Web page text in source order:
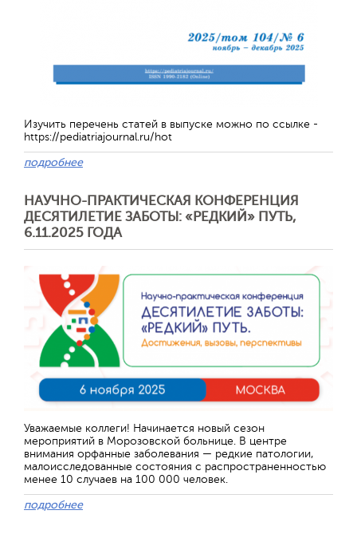
Изучить перечень статей в выпуске можно по ссылке -
https://pediatriajournal.ru/hot
подробнее
НАУЧНО-ПРАКТИЧЕСКАЯ КОНФЕРЕНЦИЯ
ДЕСЯТИЛЕТИЕ ЗАБОТЫ: «РЕДКИЙ» ПУТЬ,
6.11.2025 ГОДА
Уважаемые коллеги! Начинается новый сезон
мероприятий в Морозовской больнице. В центре
внимания орфанные заболевания — редкие патологии,
малоисследованные состояния с распространенностью
менее 10 случаев на 100 000 человек.
подробнее
Обратная
Отправить